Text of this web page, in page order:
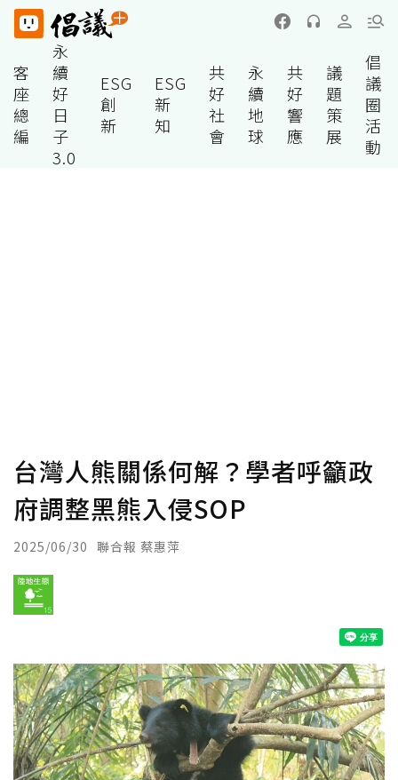
客
座
總
編
永
續
好
日
子
3.0
ESG
創
新
ESG
新
知
共
好
社
會
永
續
地
球
共
好
響
應
議
題
策
展
倡
議
圈
活
動
台灣人熊關係何解？學者呼籲政
府調整黑熊入侵SOP
2025/06/30 聯合報 蔡惠萍